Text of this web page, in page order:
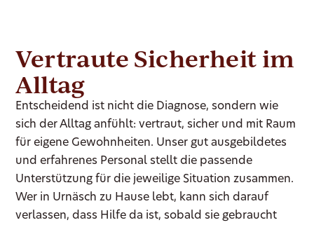
Vertraute Sicherheit im
Alltag
Entscheidend ist nicht die Diagnose, sondern wie
sich der Alltag anfühlt: vertraut, sicher und mit Raum
für eigene Gewohnheiten. Unser gut ausgebildetes
und erfahrenes Personal stellt die passende
Unterstützung für die jeweilige Situation zusammen.
Wer in Urnäsch zu Hause lebt, kann sich darauf
verlassen, dass Hilfe da ist, sobald sie gebraucht